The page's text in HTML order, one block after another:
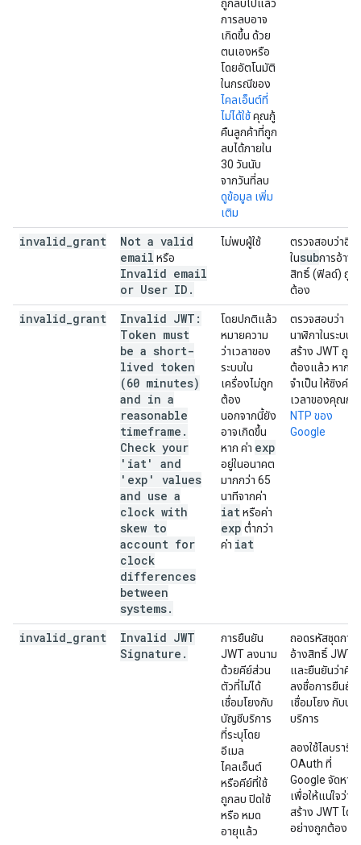
ถูกลบไปแล้ว
การลบอาจ
เกิดขึ้น ด้วย
ตนเองหรือ
โดยอัตโนมัติ
ในกรณีของ
ไคลเอ็นต์ที่
ไม่ได้ใช้คุณกู้
คืนลูกค้าที่ถูก
ลบได้ภายใน
30 วันนับ
จากวันที่ลบ
ดูข้อมูล เพิ่ม
เติม
invalid grant
Not a valid
email หรือ
Invalid email
or User ID .
ไม่พบผู้ใช้
ตรวจสอบว่าอีเ
ในsubการอ้าง
สิทธิ์ (ฟิลด์) ถูก
ต้อง
invalid grant
Invalid JWT:
Token must
be a short-
lived token
(60 minutes)
and in a
reasonable
timeframe.
Check your
'iat' and
'exp' values
and use a
clock with
skew to
account for
clock
differences
between
systems.
โดยปกติแล้ว
หมายความ
ว่าเวลาของ
ระบบใน
เครื่องไม่ถูก
ต้อง
นอกจากนี้ยัง
อาจเกิดขึ้น
หาก ค่า exp
อยู่ในอนาคต
มากกว่า 65
นาทีจากค่า
iatหรือค่า
exp ต่ำกว่า
ค่า iat
ตรวจสอบว่า
นาฬิกาในระบบที่
สร้าง JWT ถูก
ต้องแล้ว หาก
จำเป็น ให้ซิงค์
เวลาของคุณกับ
NTP ของ
Google
invalid grant
Invalid JWT
Signature .
การยืนยัน
JWT ลงนาม
ด้วยคีย์ส่วน
ตัวที่ไม่ได้
เชื่อมโยงกับ
บัญชีบริการ
ที่ระบุโดย
อีเมล
ไคลเอ็นต์
หรือคีย์ที่ใช้
ถูกลบ ปิดใช้
หรือ หมด
อายุแล้ว
ถอดรหัสชุดการ
อ้างสิทธิ์ JWT
และยืนยันว่าคีย์
ลงชื่อการยืนยัน
เชื่อมโยง กับบั
บริการ
ลองใช้ไลบรารี
OAuth ที่
Google จัดหาให้
เพื่อให้แน่ใจว่า
สร้าง JWT ได้
อย่างถูกต้อง